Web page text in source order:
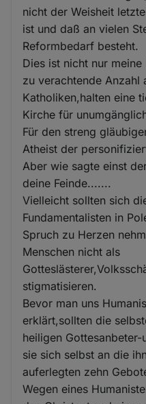
nicht der Weisheit
ist und daß an vielen
Reformbedarf besteht.
Dies ist nicht nur
zu verachtende Anzahl
Katholiken,halten eine
Kirche für
Für den streng
Atheist der
Aber wie sagte einst
deine Feinde.......
Vielleicht sollten sich
Fundamentalisten in
Spruch zu Herzen
Menschen nicht als
stigmatisieren.
Bevor man uns
erklärt,sollten die
heiligen
sie sich selbst an die
auferlegten zehn
Wegen eines